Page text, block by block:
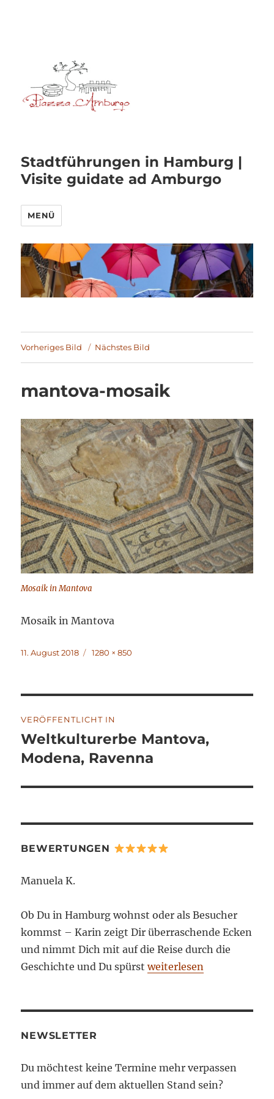
Stadtführungen in Hamburg |
Visite guidate ad Amburgo
MENÜ
Vorheriges Bild Nächstes Bild
mantova-mosaik
Mosaik in Mantova
Mosaik in Mantova
Veröffentlicht
11. August 2018
Volle
1280 × 850
VERÖFFENTLICHT IN
Weltkulturerbe Mantova,
Modena, Ravenna
BEWERTUNGEN
Manuela K.
Ob Du in Hamburg wohnst oder als Besucher
kommst – Karin zeigt Dir überraschende Ecken
und nimmt Dich mit auf die Reise durch die
Geschichte und Du spürstweiterlesen
NEWSLETTER
Du möchtest keine Termine mehr verpassen
und immer auf dem aktuellen Stand sein?